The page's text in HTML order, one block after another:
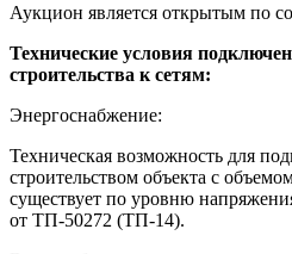
Аукцион является открытым по
Технические условия
строительства к сетям:
Энергоснабжение:
Техническая возможность для
строительством объекта с
существует по уровню
от ТП-50272 (ТП-14).